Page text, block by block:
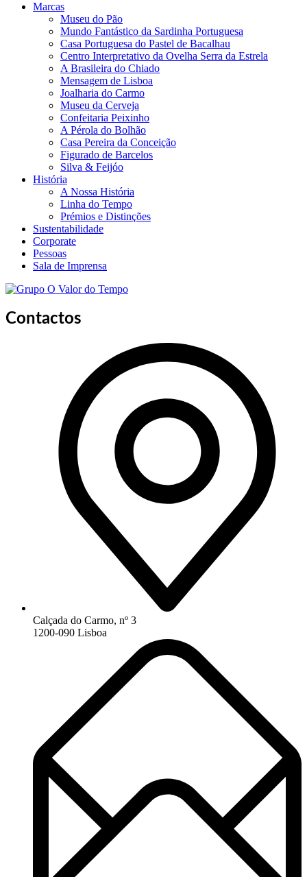
Marcas
Museu do Pão
Mundo Fantástico da Sardinha Portuguesa
Casa Portuguesa do Pastel de Bacalhau
Centro Interpretativo da Ovelha Serra da Estrela
A Brasileira do Chiado
Mensagem de Lisboa
Joalharia do Carmo
Museu da Cerveja
Confeitaria Peixinho
A Pérola do Bolhão
Casa Pereira da Conceição
Figurado de Barcelos
Silva & Feijóo
História
A Nossa História
Linha do Tempo
Prémios e Distinções
Sustentabilidade
Corporate
Pessoas
Sala de Imprensa
Contactos
Calçada do Carmo, nº 3
1200-090 Lisboa